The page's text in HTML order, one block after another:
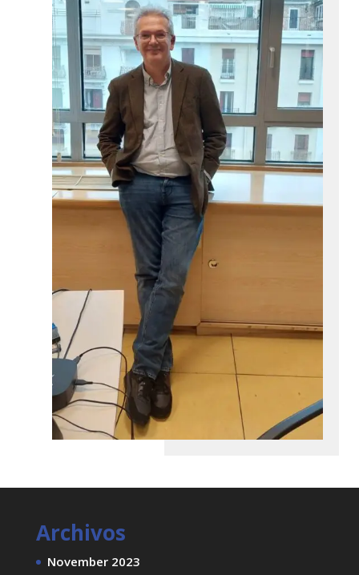
Archivos
November 2023